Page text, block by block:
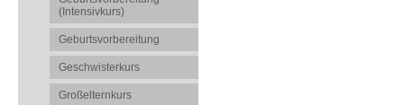
(Intensivkurs)
Geburtsvorbereitung
Geschwisterkurs
Großelternkurs